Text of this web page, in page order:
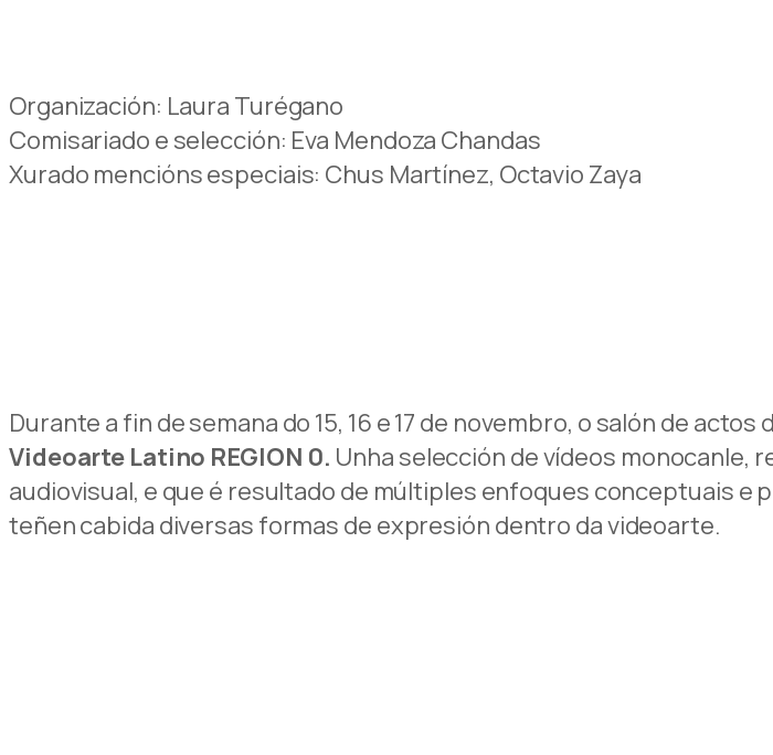
Organización: Laura Turégano
Comisariado e selección: Eva Mendoza Chandas
Xurado mencións especiais: Chus Martínez, Octavio Zaya
Durante a fin de semana do 15, 16 e 17 de novembro, o salón de
Videoarte Latino REGION 0. Unha selección de vídeos monocanle,
audiovisual, e que é resultado de múltiples enfoques conceptuais
teñen cabida diversas formas de expresión dentro da videoarte.